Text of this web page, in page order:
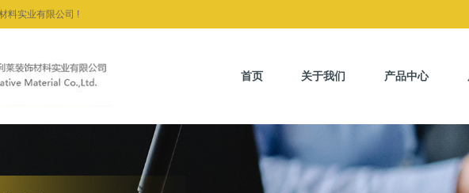
料实业有限公司 !
首页 关于我们 产品中心